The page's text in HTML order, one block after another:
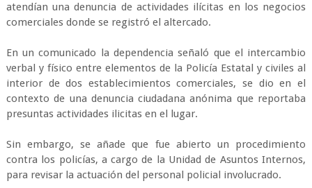
atendían una denuncia de actividades ilícitas en los negocios
comerciales donde se registró el altercado.
En un comunicado la dependencia señaló que el intercambio
verbal y físico entre elementos de la Policía Estatal y civiles al
interior de dos establecimientos comerciales, se dio en el
contexto de una denuncia ciudadana anónima que reportaba
presuntas actividades ilicitas en el lugar.
Sin embargo, se añade que fue abierto un procedimiento
contra los policías, a cargo de la Unidad de Asuntos Internos,
para revisar la actuación del personal policial involucrado.